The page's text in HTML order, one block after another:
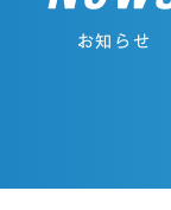
お知らせ